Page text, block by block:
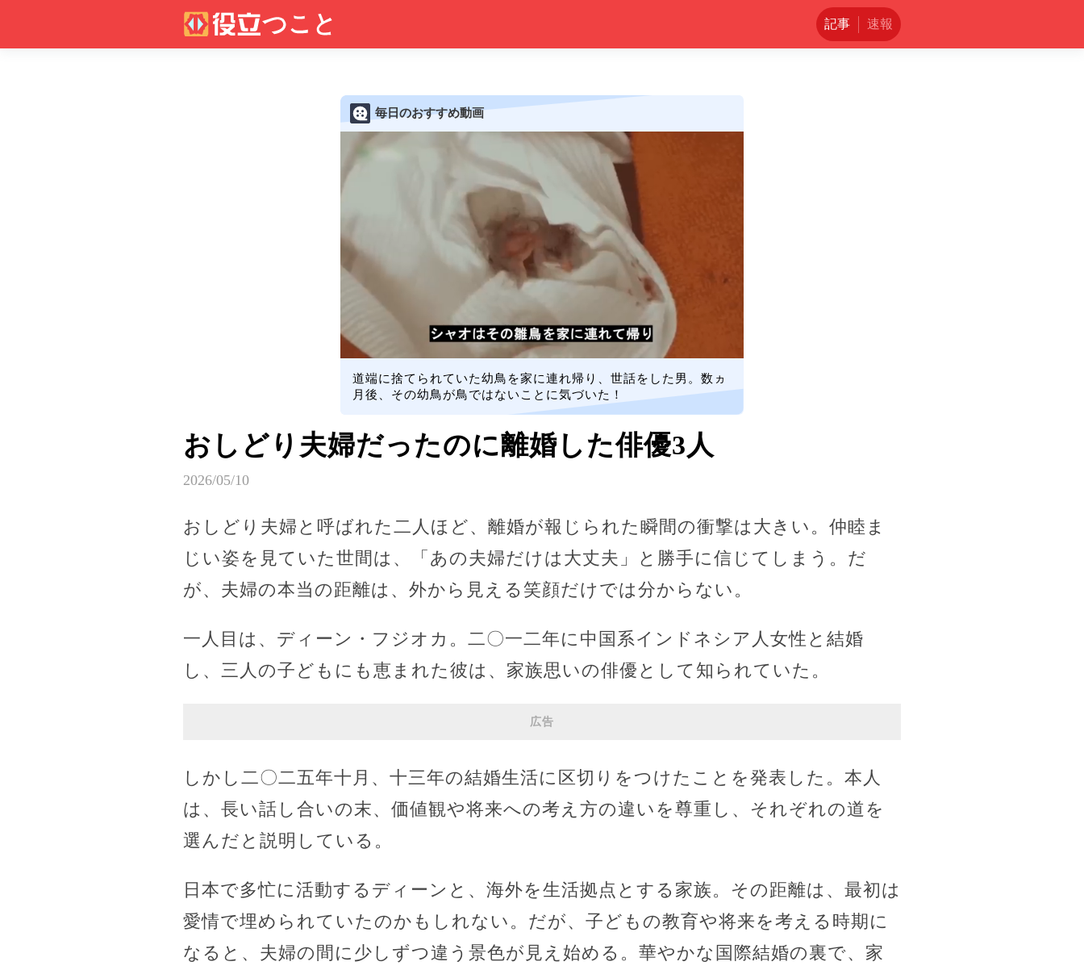
記事 速報
毎日のおすすめ動画
道端に捨てられていた幼鳥を家に連れ帰り、世話をした男。数ヵ
月後、その幼鳥が鳥ではないことに気づいた！
おしどり夫婦だったのに離婚した俳優3人
2026/05/10
おしどり夫婦と呼ばれた二人ほど、離婚が報じられた瞬間の衝撃は大きい。仲睦ま
じい姿を見ていた世間は、「あの夫婦だけは大丈夫」と勝手に信じてしまう。だ
が、夫婦の本当の距離は、外から見える笑顔だけでは分からない。
一人目は、ディーン・フジオカ。二〇一二年に中国系インドネシア人女性と結婚
し、三人の子どもにも恵まれた彼は、家族思いの俳優として知られていた。
広告
しかし二〇二五年十月、十三年の結婚生活に区切りをつけたことを発表した。本人
は、長い話し合いの末、価値観や将来への考え方の違いを尊重し、それぞれの道を
選んだと説明している。
日本で多忙に活動するディーンと、海外を生活拠点とする家族。その距離は、最初は
愛情で埋められていたのかもしれない。だが、子どもの教育や将来を考える時期に
なると、夫婦の間に少しずつ違う景色が見え始める。華やかな国際結婚の裏で、家